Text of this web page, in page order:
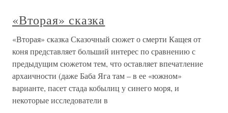
«Вторая» сказка
«Вторая» сказка Сказочный сюжет о смерти Кащея от
коня представляет больший интерес по сравнению с
предыдущим сюжетом тем, что оставляет впечатление
архаичности (даже Баба Яга там – в ее «южном»
варианте, пасет стада кобылиц у синего моря, и
некоторые исследователи в